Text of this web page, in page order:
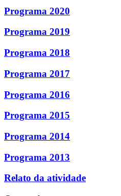
Programa 2020
Programa 2019
Programa 2018
Programa 2017
Programa 2016
Programa 2015
Programa 2014
Programa 2013
Relato da atividade